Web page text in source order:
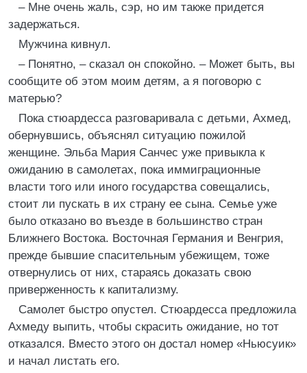
– Мне очень жаль, сэр, но им также придется
задержаться.
Мужчина кивнул.
– Понятно, – сказал он спокойно. – Может быть, вы
сообщите об этом моим детям, а я поговорю с
матерью?
Пока стюардесса разговаривала с детьми, Ахмед,
обернувшись, объяснял ситуацию пожилой
женщине. Эльба Мария Санчес уже привыкла к
ожиданию в самолетах, пока иммиграционные
власти того или иного государства совещались,
стоит ли пускать в их страну ее сына. Семье уже
было отказано во въезде в большинство стран
Ближнего Востока. Восточная Германия и Венгрия,
прежде бывшие спасительным убежищем, тоже
отвернулись от них, стараясь доказать свою
приверженность к капитализму.
Самолет быстро опустел. Стюардесса предложила
Ахмеду выпить, чтобы скрасить ожидание, но тот
отказался. Вместо этого он достал номер «Ньюсуик»
и начал листать его.